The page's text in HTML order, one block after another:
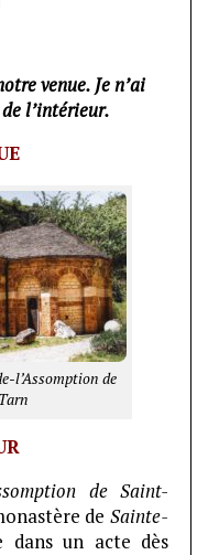
venue. Je n’ai
l’intérieur.
l’Assomption de
de Saint-
de Sainte-
dans un acte dès